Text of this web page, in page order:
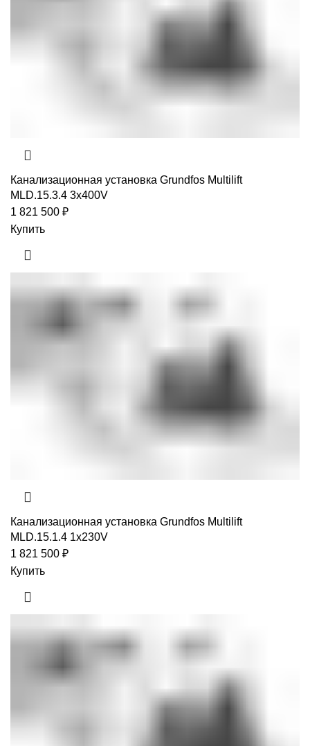
Канализационная установка Grundfos Multilift
MLD.15.3.4 3x400V
1 821 500 ₽
Купить
Канализационная установка Grundfos Multilift
MLD.15.1.4 1x230V
1 821 500 ₽
Купить